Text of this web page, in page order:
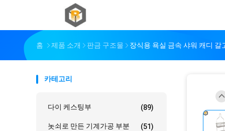
홈 제품 소개 판금 구조물 장식용 욕실 금속 샤워 캐디
카테고리
다이 케스팅부 (89)
놋쇠로 만든 기계가공 부분 (51)